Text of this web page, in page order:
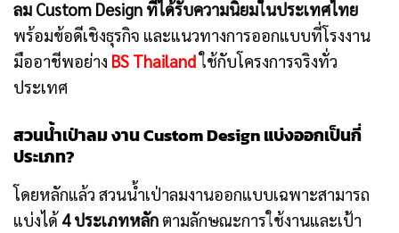
ลม Custom Design ที่ได้รับความนิยมในประเทศไทย
พร้อมข้อดีเชิงธุรกิจ และแนวทางการออกแบบที่โรงงาน
มืออาชีพอย่าง BS Thailandใช้กับโครงการจริงทั่ว
ประเทศ
สวนน้ำเป่าลม งาน Custom Design แบ่งออกเป็นกี่
ประเภท?
โดยหลักแล้ว สวนน้ำเป่าลมงานออกแบบเฉพาะสามารถ
แบ่งได้4 ประเภทหลัก ตามลักษณะการใช้งานและเป้า